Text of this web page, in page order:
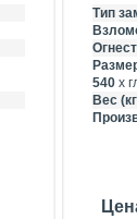
Тип
540х
Вес